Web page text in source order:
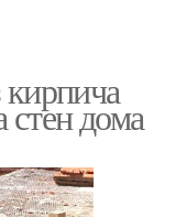
кирпича
дома